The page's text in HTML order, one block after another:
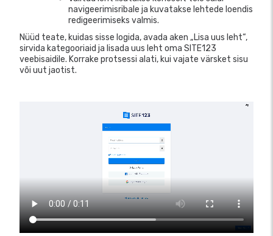
navigeerimisribale ja kuvatakse lehtede loendis
redigeerimiseks valmis.
Nüüd teate, kuidas sisse logida, avada aken „Lisa uus leht“,
sirvida kategooriaid ja lisada uus leht oma SITE123
veebisaidile. Korrake protsessi alati, kui vajate värsket sisu
või uut jaotist.